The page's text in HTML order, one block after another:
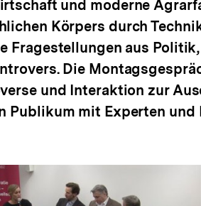
und moderne
Körpers durch
Fragestellungen aus
Die
und Interaktion zur
Publikum mit Experten und